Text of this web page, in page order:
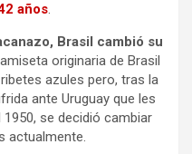
años.
Brasil cambió su
originaria de Brasil
azules pero, tras la
ante Uruguay que les
se decidió cambiar
actualmente.